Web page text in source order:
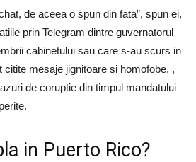
de aceea o spun din fata”, spun ei,
prin Telegram dintre guvernatorul
cabinetului sau care s-au scurs in
mesaje jignitoare si homofobe. ,
de coruptie din timpul mandatului
in Puerto Rico?